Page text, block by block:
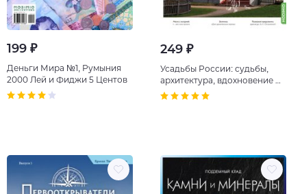
199 ₽
Деньги Мира №1, Румыния
2000 Лей и Фиджи 5 Центов
249 ₽
Усадьбы России: судьбы,
архитектура, вдохновение №
1: Усадьба Щелыково